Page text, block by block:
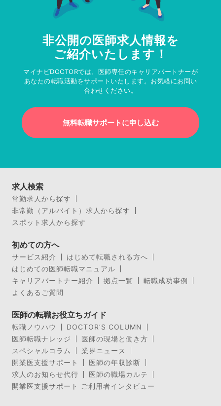
非公開の医師求人情報を
ご紹介いたします！
マイナビDOCTORでは、医師専任のキャリアパートナーが
あなたの転職活動をサポートいたします。お気軽にお問い
合わせください。
無料転職サポートに申し込む
求人検索
常勤求人から探す
非常勤（アルバイト）求人から探す
スポット求人から探す
初めての方へ
サービス紹介
はじめて転職される方へ
はじめての医師転職マニュアル
キャリアパートナー紹介
拠点一覧
転職成功事例
よくあるご質問
医師の転職お役立ちガイド
転職ノウハウ
DOCTOR’S COLUMN
医師転職ナレッジ
医師の現場と働き方
スペシャルコラム
業界ニュース
開業医支援サポート
医師の年収診断
求人のお知らせ代行
医師の職場カルテ
開業医支援サポート ご利用者インタビュー